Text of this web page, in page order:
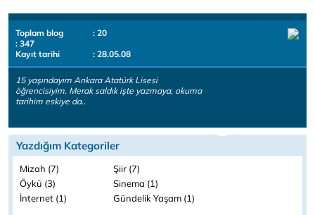
Toplam blog
: 20
: 347
Kayıt tarihi
: 28.05.08
15 yaşındayım Ankara Atatürk Lisesi
öğrencisiyim. Merak saldık işte yazmaya, okuma
tarihim eskiye da..
Yazdığım Kategoriler
Mizah (7)
Şiir (7)
Öykü (3)
Sinema (1)
İnternet (1)
Gündelik Yaşam (1)